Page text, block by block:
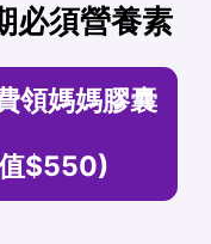
必須營養素
領媽媽膠囊
$550)